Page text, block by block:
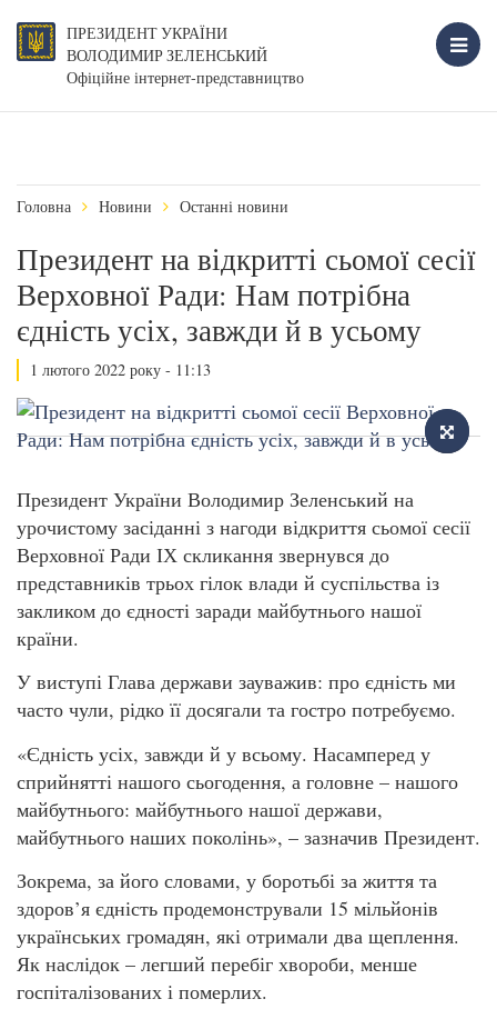
ПРЕЗИДЕНТ УКРАЇНИ
ВОЛОДИМИР ЗЕЛЕНСЬКИЙ
Офіційне інтернет-представництво
Головна Новини Останні новини
Президент на відкритті сьомої сесії
Верховної Ради: Нам потрібна
єдність усіх, завжди й в усьому
1 лютого 2022 року - 11:13
Президент України Володимир Зеленський на
урочистому засіданні з нагоди відкриття сьомої сесії
Верховної Ради ІХ скликання звернувся до
представників трьох гілок влади й суспільства із
закликом до єдності заради майбутнього нашої
країни.
У виступі Глава держави зауважив: про єдність ми
часто чули, рідко її досягали та гостро потребуємо.
«Єдність усіх, завжди й у всьому. Насамперед у
сприйнятті нашого сьогодення, а головне – нашого
майбутнього: майбутнього нашої держави,
майбутнього наших поколінь», – зазначив Президент.
Зокрема, за його словами, у боротьбі за життя та
здоров’я єдність продемонстрували 15 мільйонів
українських громадян, які отримали два щеплення.
Як наслідок – легший перебіг хвороби, менше
госпіталізованих і померлих.